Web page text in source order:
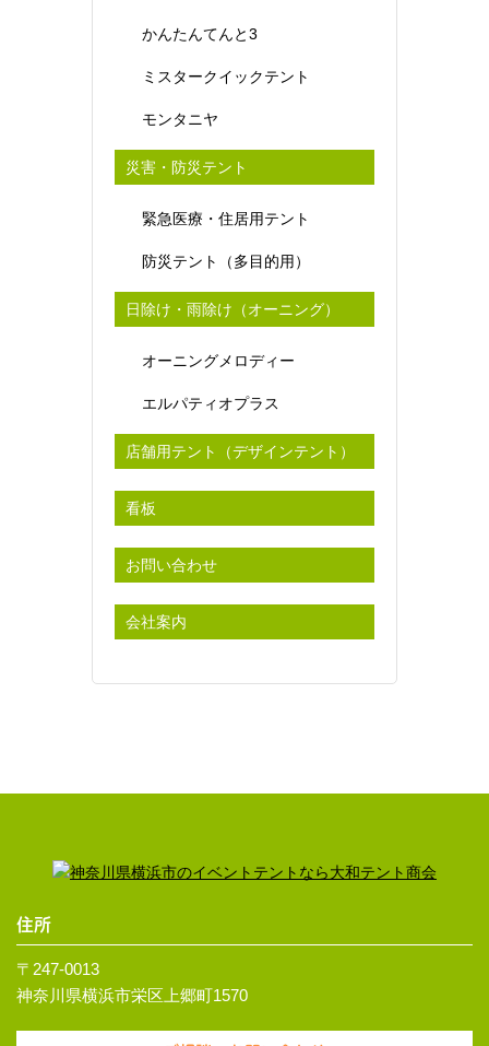
かんたんてんと3
ミスタークイックテント
モンタニヤ
災害・防災テント
緊急医療・住居用テント
防災テント（多目的用）
日除け・雨除け（オーニング）
オーニングメロディー
エルパティオプラス
店舗用テント（デザインテント）
看板
お問い合わせ
会社案内
住所
〒247-0013
神奈川県横浜市栄区上郷町1570